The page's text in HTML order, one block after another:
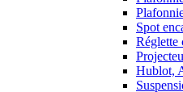
Spot
Réglette
Hublot,